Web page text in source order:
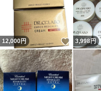
12,000円 いいね！
3,998円